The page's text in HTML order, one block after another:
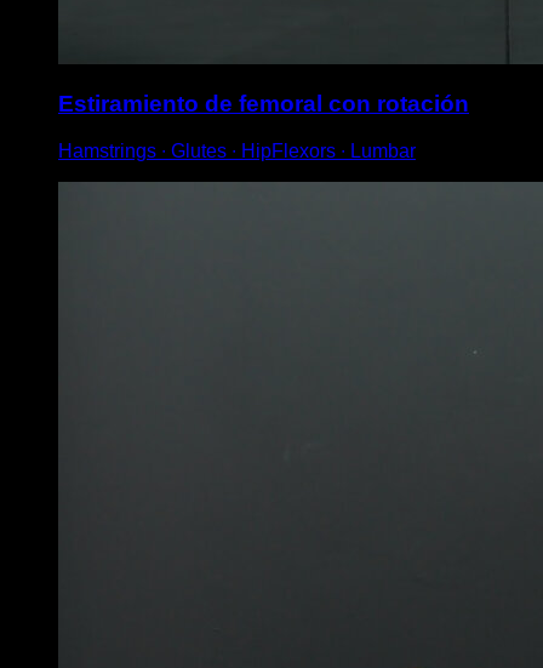
Estiramiento de femoral con rotación
Hamstrings ∙ Glutes ∙ HipFlexors ∙ Lumbar